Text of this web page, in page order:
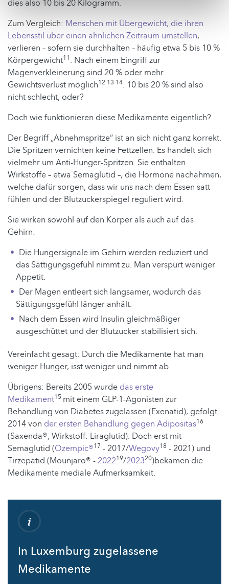
dies also 10 bis 20 Kilogramm.
Zum Vergleich: Menschen mit Übergewicht, die ihren
Lebensstil über einen ähnlichen Zeitraum umstellen,
verlieren – sofern sie durchhalten – häufig etwa 5 bis 10 %
Körpergewicht11. Nach einem Eingriff zur
Magenverkleinerung sind 20 % oder mehr
Gewichtsverlust möglich12 13 14. 10 bis 20 % sind also
nicht schlecht, oder?
Doch wie funktionieren diese Medikamente eigentlich?
Der Begriff „Abnehmspritze“ ist an sich nicht ganz korrekt.
Die Spritzen vernichten keine Fettzellen. Es handelt sich
vielmehr um Anti-Hunger-Spritzen. Sie enthalten
Wirkstoffe – etwa Semaglutid –, die Hormone nachahmen,
welche dafür sorgen, dass wir uns nach dem Essen satt
fühlen und der Blutzuckerspiegel reguliert wird.
Sie wirken sowohl auf den Körper als auch auf das
Gehirn:
Die Hungersignale im Gehirn werden reduziert und
das Sättigungsgefühl nimmt zu. Man verspürt weniger
Appetit.
Der Magen entleert sich langsamer, wodurch das
Sättigungsgefühl länger anhält.
Nach dem Essen wird Insulin gleichmäßiger
ausgeschüttet und der Blutzucker stabilisiert sich.
Vereinfacht gesagt: Durch die Medikamente hat man
weniger Hunger, isst weniger und nimmt ab.
Übrigens: Bereits 2005 wurde das erste
Medikament15 mit einem GLP-1-Agonisten zur
Behandlung von Diabetes zugelassen (Exenatid), gefolgt
2014 von der ersten Behandlung gegen Adipositas16
(Saxenda®, Wirkstoff: Liraglutid). Doch erst mit
Semaglutid (Ozempic®17 - 2017/Wegovy18 - 2021) und
Tirzepatid (Mounjaro® -202219/202320)bekamen die
Medikamente mediale Aufmerksamkeit.
In Luxemburg zugelassene
Medikamente